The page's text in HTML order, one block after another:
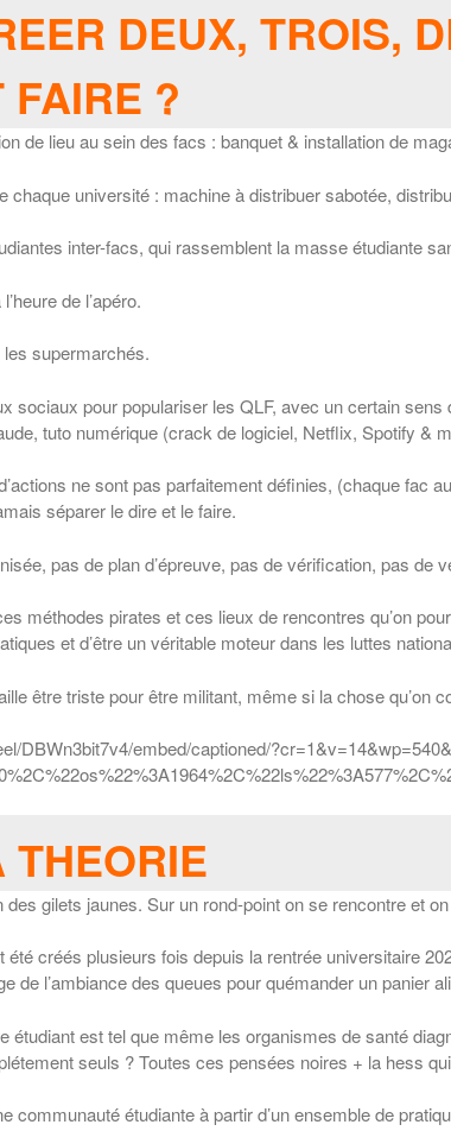
DEUX, TROIS,
FAIRE ?
de lieu au sein des facs : banquet & installation de
université : machine à distribuer sabotée,
inter-facs, qui rassemblent la masse étudiante
de l’apéro.
supermarchés.
pour populariser les QLF, avec un certain
tuto numérique (crack de logiciel, Netflix, Spotify &
ne sont pas parfaitement définies, (chaque fac
séparer le dire et le faire.
pas de plan d’épreuve, pas de vérification, pas de
méthodes pirates et ces lieux de rencontres qu’on
et d’être un véritable moteur dans les luttes
être triste pour être militant, même si la chose
DBWn3bit7v4/embed/captioned/
THEORIE
des gilets jaunes. Sur un rond-point on se rencontre et
été créés plusieurs fois depuis la rentrée universitaire
de l’ambiance des queues pour quémander un panier
étudiant est tel que même les organismes de santé
seuls ? Toutes ces pensées noires + la hess
communauté étudiante à partir d’un ensemble de